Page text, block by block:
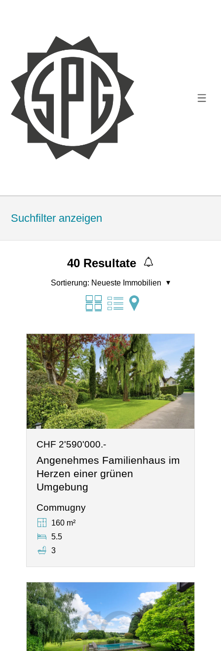
Suchfilter anzeigen
40 Resultate
Sortierung: Neueste Immobilien
CHF 2'590'000.-
Angenehmes Familienhaus im
Herzen einer grünen
Umgebung
Commugny
160 m²
5.5
3